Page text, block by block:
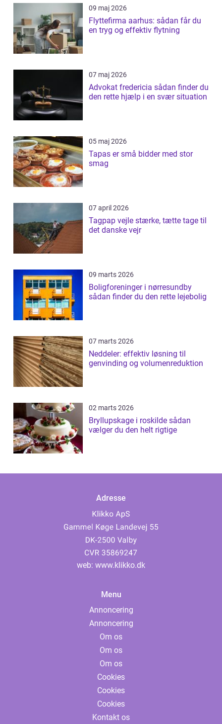
09 maj 2026
Flyttefirma aarhus: sådan får du
en tryg og effektiv flytning
07 maj 2026
Advokat fredericia sådan finder du
den rette hjælp i en svær situation
05 maj 2026
Tapas er små bidder med stor
smag
07 april 2026
Tagpap vejle stærke, tætte tage til
det danske vejr
09 marts 2026
Boligforeninger i nørresundby
sådan finder du den rette lejebolig
07 marts 2026
Neddeler: effektiv løsning til
genvinding og volumenreduktion
02 marts 2026
Bryllupskage i roskilde sådan
vælger du den helt rigtige
Adresse
web: www.klikko.dk
Menu
Annoncering
Annoncering
Om os
Om os
Om os
Cookies
Cookies
Cookies
Kontakt os